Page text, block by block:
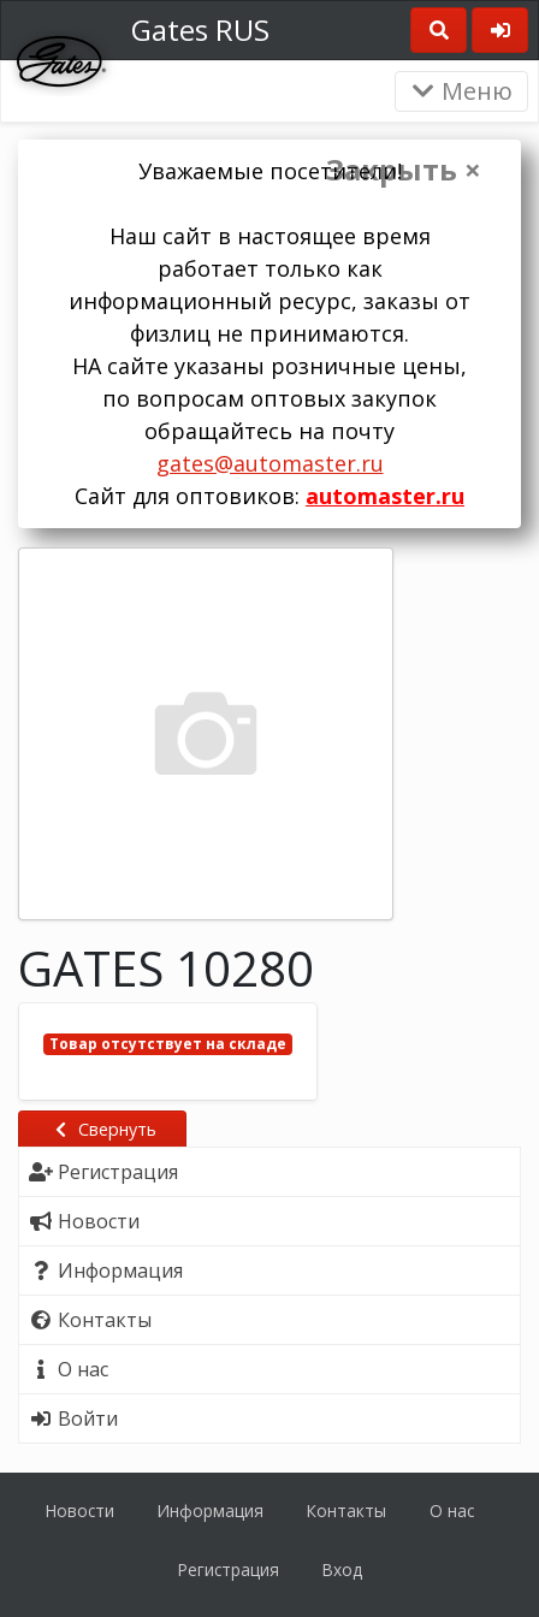
Gates RUS
Меню
Закрыть ×
Уважаемые посетители!
Наш сайт в настоящее время
работает только как
информационный ресурс, заказы от
физлиц не принимаются.
НА сайте указаны розничные цены,
по вопросам оптовых закупок
обращайтесь на почту
gates@automaster.ru
Сайт для оптовиков: automaster.ru
Свернуть
Регистрация
Новости
Информация
Контакты
О нас
Войти
GATES 10280
Товар отсутствует на складе
Новости Информация Контакты О нас
Регистрация Вход